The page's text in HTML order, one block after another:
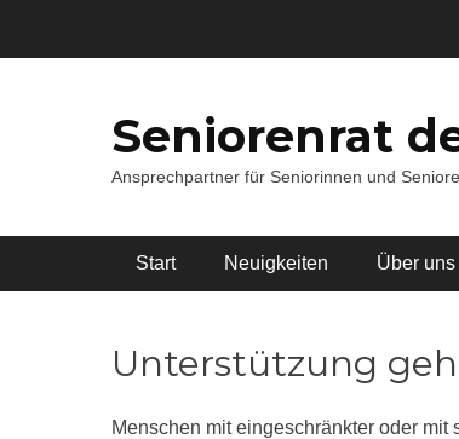
Seniorenrat
Ansprechpartner für Seniorinnen und
Hauptmenü
Start Neuigkeiten Über uns
Unterstützung
Menschen mit eingeschränkter oder